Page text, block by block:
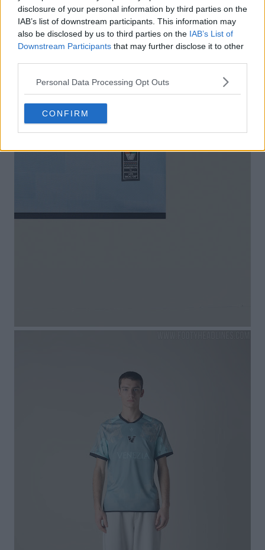
disclosure of your personal information by third parties on the
IAB’s list of downstream participants. This information may
also be disclosed by us to third parties on the IAB’s List of
Downstream Participants that may further disclose it to other
Personal Data Processing Opt Outs
CONFIRM